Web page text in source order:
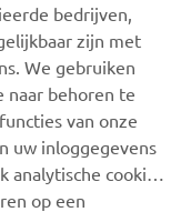
Social Media
bedrijven,
zijn met
We gebruiken
naar behoren te
van onze
uw inloggegevens
analytische cookies
op een